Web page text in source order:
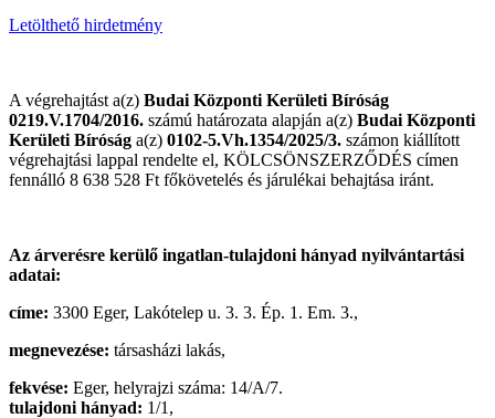
Letölthető hirdetmény
A végrehajtást a(z) Budai Központi Kerületi Bíróság
0219.V.1704/2016. számú határozata alapján a(z) Budai Központi
Kerületi Bíróság a(z) 0102-5.Vh.1354/2025/3. számon kiállított
végrehajtási lappal rendelte el, KÖLCSÖNSZERZŐDÉS címen
fennálló 8 638 528 Ft főkövetelés és járulékai behajtása iránt.
Az árverésre kerülő ingatlan-tulajdoni hányad nyilvántartási
adatai:
címe: 3300 Eger, Lakótelep u. 3. 3. Ép. 1. Em. 3.,
megnevezése: társasházi lakás,
fekvése: Eger, helyrajzi száma: 14/A/7.
tulajdoni hányad: 1/1,